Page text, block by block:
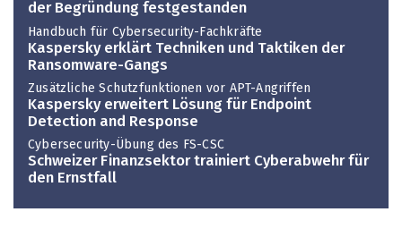
der Begründung festgestanden
Handbuch für Cybersecurity-Fachkräfte
Kaspersky erklärt Techniken und Taktiken der
Ransomware-Gangs
Zusätzliche Schutzfunktionen vor APT-Angriffen
Kaspersky erweitert Lösung für Endpoint
Detection and Response
Cybersecurity-Übung des FS-CSC
Schweizer Finanzsektor trainiert Cyberabwehr für
den Ernstfall